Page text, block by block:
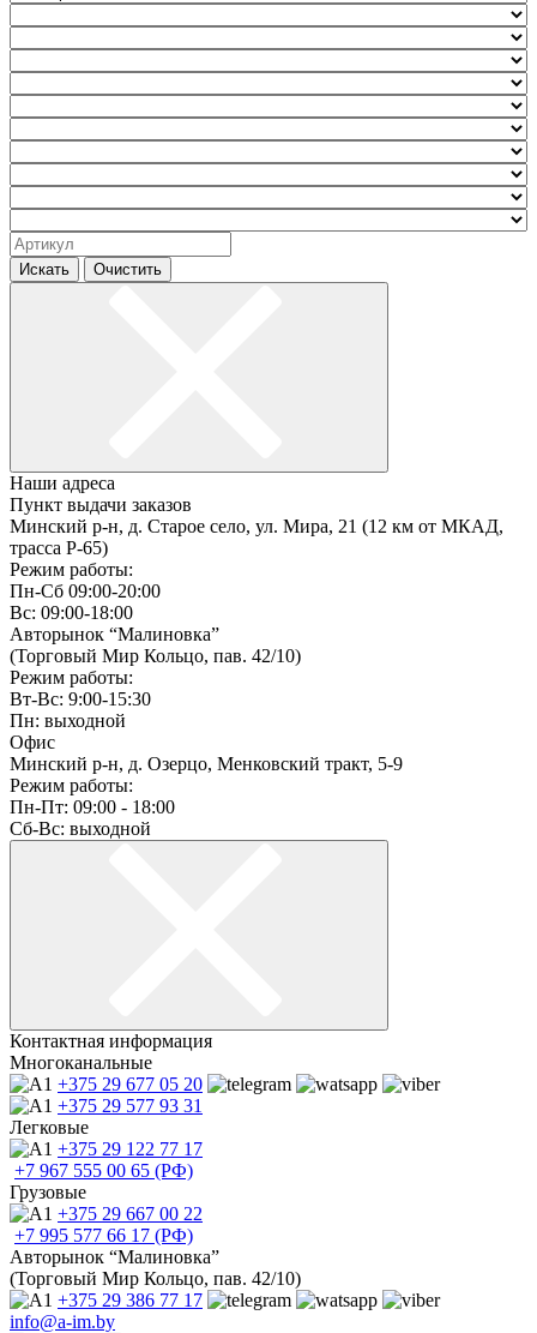
Искать Очистить
Наши адреса
Пункт выдачи заказов
Минский р-н, д. Старое село, ул. Мира, 21 (12 км от МКАД,
трасса P-65)
Режим работы:
Пн-Сб 09:00-20:00
Вс: 09:00-18:00
Авторынок “Малиновка”
(Торговый Мир Кольцо, пав. 42/10)
Режим работы:
Вт-Вс: 9:00-15:30
Пн: выходной
Офис
Минский р-н, д. Озерцо, Менковский тракт, 5-9
Режим работы:
Пн-Пт: 09:00 - 18:00
Сб-Вс: выходной
Контактная информация
Многоканальные
+375 29 677 05 20
+375 29 577 93 31
Легковые
+375 29 122 77 17
+7 967 555 00 65 (РФ)
Грузовые
+375 29 667 00 22
+7 995 577 66 17 (РФ)
Авторынок “Малиновка”
(Торговый Мир Кольцо, пав. 42/10)
+375 29 386 77 17
info@a-im.by